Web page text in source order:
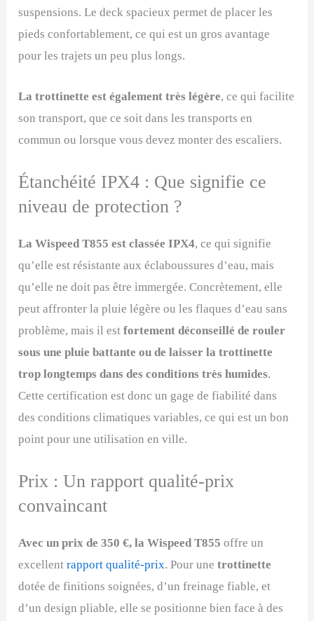
suspensions. Le deck spacieux permet de placer les
pieds confortablement, ce qui est un gros avantage
pour les trajets un peu plus longs.
La trottinette est également très légère, ce qui facilite
son transport, que ce soit dans les transports en
commun ou lorsque vous devez monter des escaliers.
Étanchéité IPX4 : Que signifie ce
niveau de protection ?
La Wispeed T855 est classée IPX4, ce qui signifie
qu’elle est résistante aux éclaboussures d’eau, mais
qu’elle ne doit pas être immergée. Concrètement, elle
peut affronter la pluie légère ou les flaques d’eau sans
problème, mais il estfortement déconseillé de rouler
sous une pluie battante ou de laisser la trottinette
trop longtemps dans des conditions très humides.
Cette certification est donc un gage de fiabilité dans
des conditions climatiques variables, ce qui est un bon
point pour une utilisation en ville.
Prix : Un rapport qualité-prix
convaincant
Avec un prix de 350 €, la Wispeed T855 offre un
excellentrapport qualité-prix. Pour unetrottinette
dotée de finitions soignées, d’un freinage fiable, et
d’un design pliable, elle se positionne bien face à des